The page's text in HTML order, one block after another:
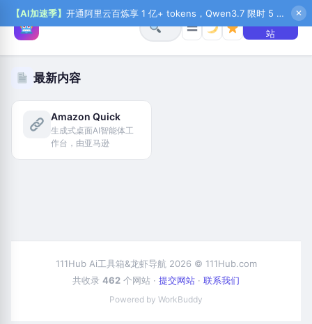
【AI加速季】 开通阿里云百炼享 1 亿+ tokens，Qwen3.7 限时 5 折起，秒悟新注送 1 万积分，加入 OPC 赢百万助力金，QoderWork CN 首月 0 元 ✕
☰
+ 提交网
站
最新内容
Amazon Quick
生成式桌面AI智能体工
作台，由亚马逊
111Hub Ai工具箱&龙虾导航 2026 © 111Hub.com
共收录 462 个网站 · 提交网站 · 联系我们
Powered by WorkBuddy